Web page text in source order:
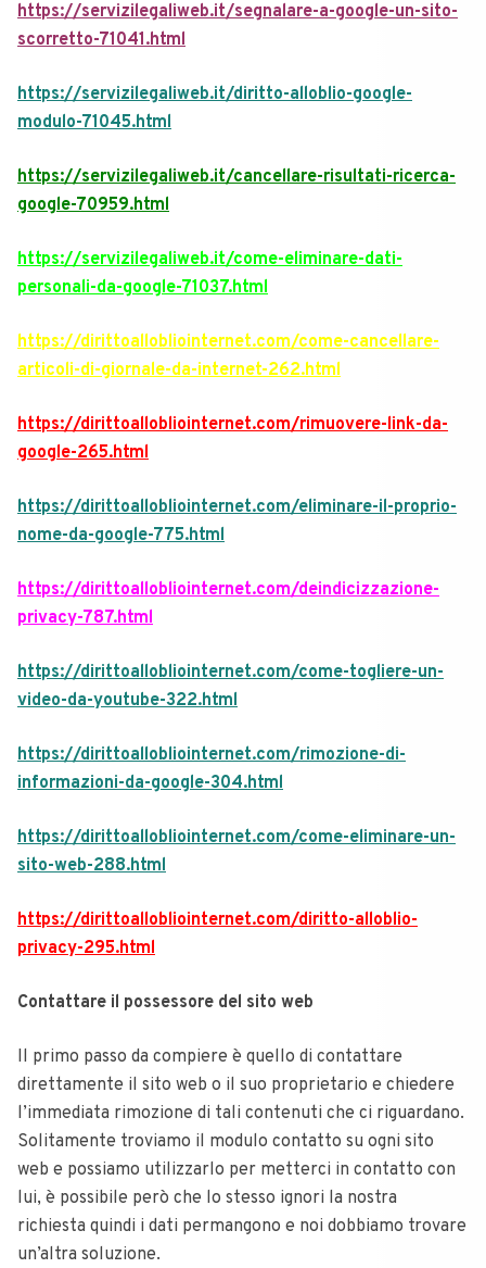
https://servizilegaliweb.it/segnalare-a-google-un-sito-
scorretto-71041.html
https://servizilegaliweb.it/diritto-alloblio-google-
modulo-71045.html
https://servizilegaliweb.it/cancellare-risultati-ricerca-
google-70959.html
https://servizilegaliweb.it/come-eliminare-dati-
personali-da-google-71037.html
https://dirittoallobliointernet.com/come-cancellare-
articoli-di-giornale-da-internet-262.html
https://dirittoallobliointernet.com/rimuovere-link-da-
google-265.html
https://dirittoallobliointernet.com/eliminare-il-proprio-
nome-da-google-775.html
https://dirittoallobliointernet.com/deindicizzazione-
privacy-787.html
https://dirittoallobliointernet.com/come-togliere-un-
video-da-youtube-322.html
https://dirittoallobliointernet.com/rimozione-di-
informazioni-da-google-304.html
https://dirittoallobliointernet.com/come-eliminare-un-
sito-web-288.html
https://dirittoallobliointernet.com/diritto-alloblio-
privacy-295.html
Contattare il possessore del sito web
Il primo passo da compiere è quello di contattare
direttamente il sito web o il suo proprietario e chiedere
l’immediata rimozione di tali contenuti che ci riguardano.
Solitamente troviamo il modulo contatto su ogni sito
web e possiamo utilizzarlo per metterci in contatto con
lui, è possibile però che lo stesso ignori la nostra
richiesta quindi i dati permangono e noi dobbiamo trovare
un’altra soluzione.